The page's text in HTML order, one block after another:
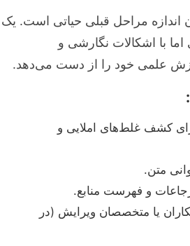
اندازه مراحل قبلی حیاتی است. یک
اما با اشکالات نگارشی و
علمی خود را از دست می‌دهد.
کشف غلط‌های املایی و
متن.
و فهرست منابع.
یا متخصصان ویرایش (در